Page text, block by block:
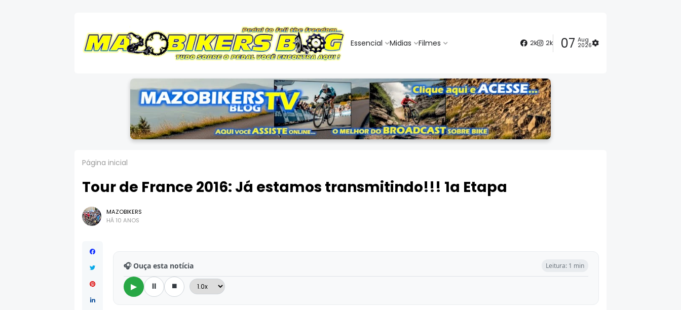
Essencial Midias Filmes 2k 2k 07 Aug
2026
Página inicial
Tour de France 2016: Já estamos transmitindo!!! 1a Etapa
MAZOBIKERS
HÁ 10 ANOS
🎧 Ouça esta notícia Leitura: 1 min
▶ ⏸ ⏹